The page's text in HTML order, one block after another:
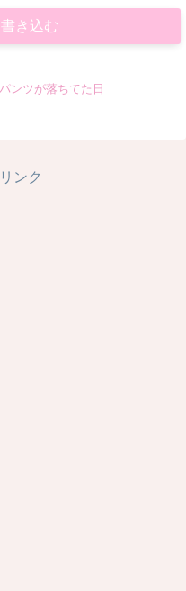
き込む
パンツが落ちてた日
ンク